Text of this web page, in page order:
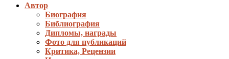
Автор
Биография
Библиография
Дипломы, награды
Фото для публикаций
Критика, Рецензии